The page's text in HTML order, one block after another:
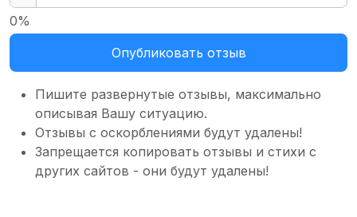
Опубликовать отзыв
0%
Пишите развернутые отзывы, максимально
описывая Вашу ситуацию.
Отзывы с оскорблениями будут удалены!
Запрещается копировать отзывы и стихи с
других сайтов - они будут удалены!